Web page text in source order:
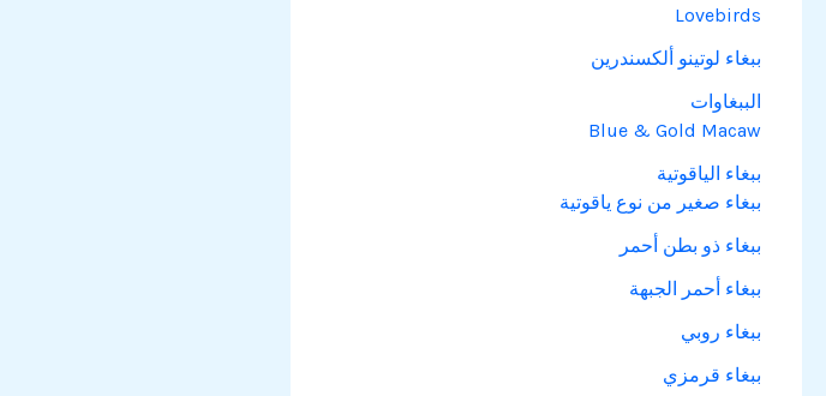
Lovebirds
ببغاء لوتينو ألكسندرين
الببغاوات
Blue & Gold Macaw
ببغاء الياقوتية
ببغاء صغير من نوع ياقوتية
ببغاء ذو بطن أحمر
ببغاء أحمر الجبهة
ببغاء روبي
ببغاء قرمزي